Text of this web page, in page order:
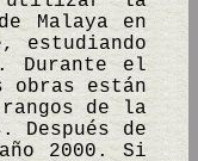
Malaya en
estudiando
Durante el
están
de la
de
2000. Si